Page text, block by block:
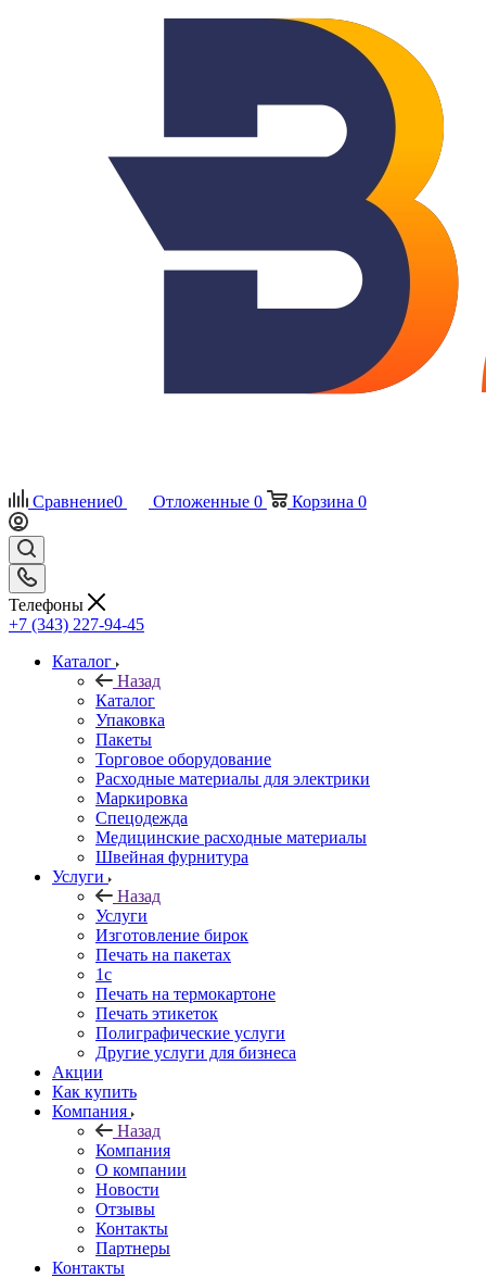
Сравнение0 Отложенные 0 Корзина 0
Телефоны
+7 (343) 227-94-45
Каталог
Назад
Каталог
Упаковка
Пакеты
Торговое оборудование
Расходные материалы для электрики
Маркировка
Спецодежда
Медицинские расходные материалы
Швейная фурнитура
Услуги
Назад
Услуги
Изготовление бирок
Печать на пакетах
1c
Печать на термокартоне
Печать этикеток
Полиграфические услуги
Другие услуги для бизнеса
Акции
Как купить
Компания
Назад
Компания
О компании
Новости
Отзывы
Контакты
Партнеры
Контакты